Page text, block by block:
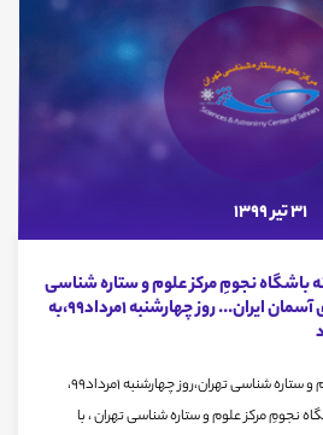
31 تیر 1399
نجومِ مرکز علوم و ستاره شناسی
تهران ، با عنوان :این روزهای آسمان ایران... روز چهارشنبه 1مرداد99،به
به گزارش روابط عمومی مرکز علوم و ستاره شناسی تهران،روز چهارشنبه 1مرداد99،
نجومِ مرکز علوم و ستاره شناسی تهران ، با